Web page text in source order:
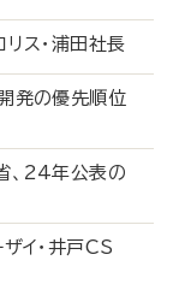
ス・浦田社長
発の優先順位
24年公表の
イ・井戸CS